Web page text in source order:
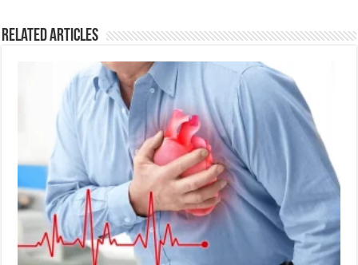
Related Articles